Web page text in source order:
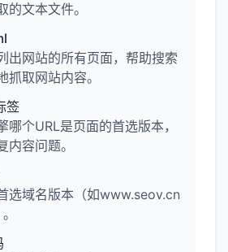
的文本文件。
出网站的所有页面，帮助搜索
抓取网站内容。
签
哪个URL是页面的首选版本，
内容问题。
选域名版本（如www.seov.cn